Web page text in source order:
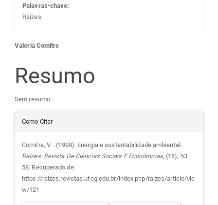
Palavras-chave:
Raízes
Conteúdo
do
artigo
principal
Valeria Comitre
Resumo
Sem resumo.
Detalhes
do
artigo
Como Citar
Comitre, V. . (1998). Energia e sustentabilidade ambiental.
Raízes: Revista De Ciências Sociais E Econômicas, (16), 53–
58. Recuperado de
https://raizes.revistas.ufcg.edu.br/index.php/raizes/article/vie
w/121